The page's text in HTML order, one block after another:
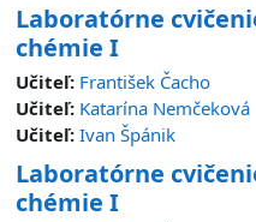
Laboratórne
chémie I
Učiteľ: František Čacho
Učiteľ: Katarína Nemčeková
Učiteľ: Ivan Špánik
Laboratórne
chémie I